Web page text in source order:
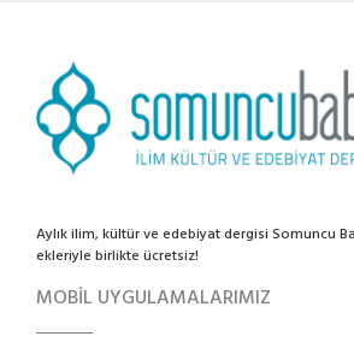
Aylık ilim, kültür ve edebiyat dergisi Somuncu
ekleriyle birlikte ücretsiz!
MOBİL UYGULAMALARIMIZ